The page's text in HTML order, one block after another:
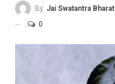
By Jai Swatantra Bharat
0